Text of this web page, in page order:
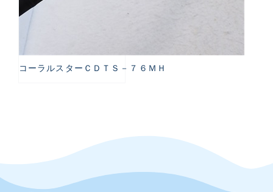
コーラルスターＣＤＴＳ－７６ＭＨ